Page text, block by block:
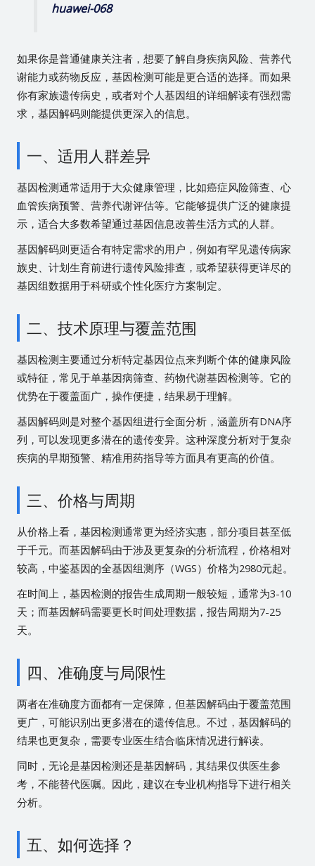
huawei-068
如果你是普通健康关注者，想要了解自身疾病风险、营养代
谢能力或药物反应，基因检测可能是更合适的选择。而如果
你有家族遗传病史，或者对个人基因组的详细解读有强烈需
求，基因解码则能提供更深入的信息。
一、适用人群差异
基因检测通常适用于大众健康管理，比如癌症风险筛查、心
血管疾病预警、营养代谢评估等。它能够提供广泛的健康提
示，适合大多数希望通过基因信息改善生活方式的人群。
基因解码则更适合有特定需求的用户，例如有罕见遗传病家
族史、计划生育前进行遗传风险排查，或希望获得更详尽的
基因组数据用于科研或个性化医疗方案制定。
二、技术原理与覆盖范围
基因检测主要通过分析特定基因位点来判断个体的健康风险
或特征，常见于单基因病筛查、药物代谢基因检测等。它的
优势在于覆盖面广，操作便捷，结果易于理解。
基因解码则是对整个基因组进行全面分析，涵盖所有DNA序
列，可以发现更多潜在的遗传变异。这种深度分析对于复杂
疾病的早期预警、精准用药指导等方面具有更高的价值。
三、价格与周期
从价格上看，基因检测通常更为经济实惠，部分项目甚至低
于千元。而基因解码由于涉及更复杂的分析流程，价格相对
较高，中鉴基因的全基因组测序（WGS）价格为2980元起。
在时间上，基因检测的报告生成周期一般较短，通常为3-10
天；而基因解码需要更长时间处理数据，报告周期为7-25
天。
四、准确度与局限性
两者在准确度方面都有一定保障，但基因解码由于覆盖范围
更广，可能识别出更多潜在的遗传信息。不过，基因解码的
结果也更复杂，需要专业医生结合临床情况进行解读。
同时，无论是基因检测还是基因解码，其结果仅供医生参
考，不能替代医嘱。因此，建议在专业机构指导下进行相关
分析。
五、如何选择？